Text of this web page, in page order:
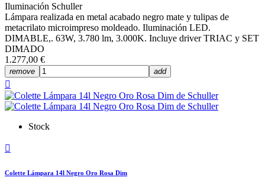
Iluminación Schuller
Lámpara realizada en metal acabado negro mate y tulipas de
metacrilato microimpreso moldeado. Iluminación LED.
DIMABLE,. 63W, 3.780 lm, 3.000K. Incluye driver TRIAC y SET
DIMADO
1.277,00 €
remove add

Stock

Colette Lámpara 14l Negro Oro Rosa Dim